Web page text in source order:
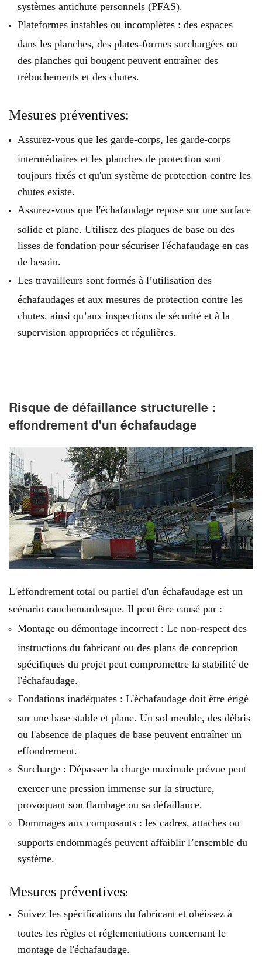
systèmes antichute personnels (PFAS).
Plateformes instables ou incomplètes : des espaces
dans les planches, des plates-formes surchargées ou
des planches qui bougent peuvent entraîner des
trébuchements et des chutes.
Mesures préventives:
Assurez-vous que les garde-corps, les garde-corps
intermédiaires et les planches de protection sont
toujours fixés et qu'un système de protection contre les
chutes existe.
Assurez-vous que l'échafaudage repose sur une surface
solide et plane. Utilisez des plaques de base ou des
lisses de fondation pour sécuriser l'échafaudage en cas
de besoin.
Les travailleurs sont formés à l’utilisation des
échafaudages et aux mesures de protection contre les
chutes, ainsi qu’aux inspections de sécurité et à la
supervision appropriées et régulières.
Risque de défaillance structurelle :
effondrement d'un échafaudage
L'effondrement total ou partiel d'un échafaudage est un
scénario cauchemardesque. Il peut être causé par :
Montage ou démontage incorrect : Le non-respect des
instructions du fabricant ou des plans de conception
spécifiques du projet peut compromettre la stabilité de
l'échafaudage.
Fondations inadéquates : L'échafaudage doit être érigé
sur une base stable et plane. Un sol meuble, des débris
ou l'absence de plaques de base peuvent entraîner un
effondrement.
Surcharge : Dépasser la charge maximale prévue peut
exercer une pression immense sur la structure,
provoquant son flambage ou sa défaillance.
Dommages aux composants : les cadres, attaches ou
supports endommagés peuvent affaiblir l’ensemble du
système.
Mesures préventives:
Suivez les spécifications du fabricant et obéissez à
toutes les règles et réglementations concernant le
montage de l'échafaudage.